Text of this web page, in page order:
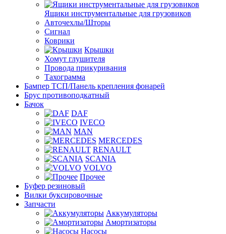
Ящики инструментальные для грузовиков
Авточехлы/Шторы
Сигнал
Коврики
Крышки
Хомут глушителя
Провода прикуривания
Тахограмма
Бампер ТСП/Панель крепления фонарей
Брус противоподкатный
Бачок
DAF
IVECO
MAN
MERCEDES
RENAULT
SCANIA
VOLVO
Прочее
Буфер резиновый
Вилки буксировочные
Запчасти
Аккумуляторы
Амортизаторы
Насосы